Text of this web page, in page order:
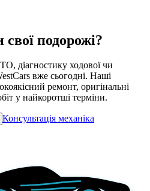
свої подорожі?
діагностику ходової чи
вже сьогодні. Наші
ремонт, оригінальні
у найкоротші терміни.
Консультація механіка